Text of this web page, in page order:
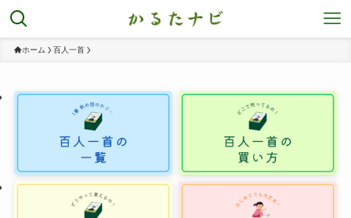
ホーム 百人一首